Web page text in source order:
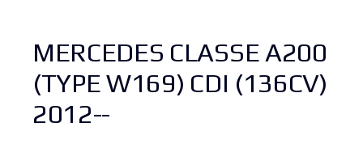
MERCEDES CLASSE A200
(TYPE W169) CDI (136CV)
2012--